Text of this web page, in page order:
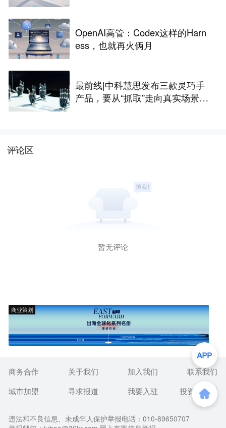
OpenAI高管：Codex这样的Harn
ess，也就再火俩月
最前线|中科慧思发布三款灵巧手
产品，要从“抓取”走向真实场景作
评论区
暂无评论
商业策划
商务合作 关于我们 加入我们
联系我们
城市加盟
寻求报道 我要入驻 投资者关系
违法和不良信息、未成年人保护举报电话：010-89650707